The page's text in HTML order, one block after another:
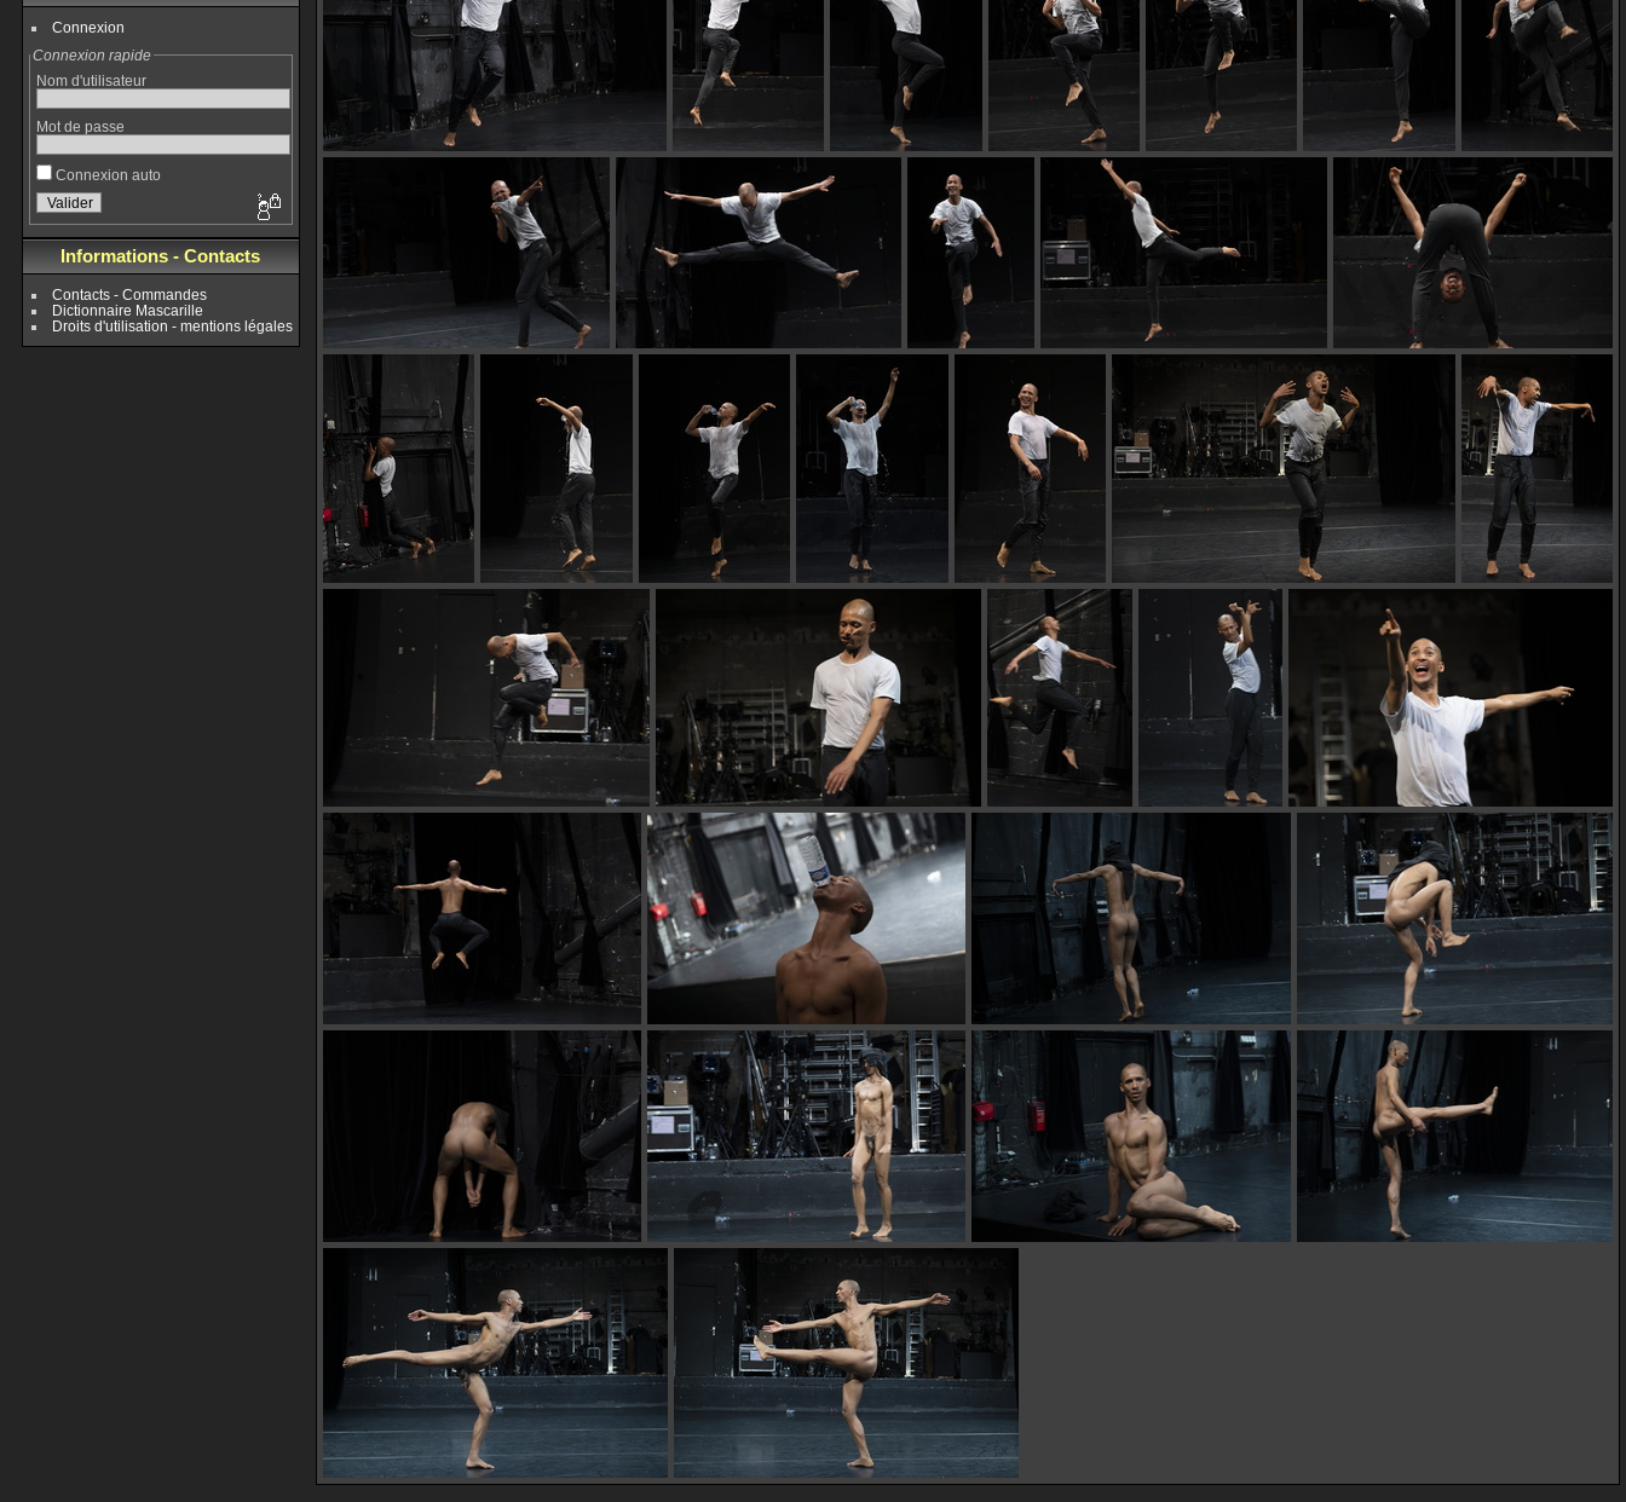
Connexion
Connexion rapide
Nom d'utilisateur
Mot de passe
Connexion auto
Informations - Contacts
Contacts - Commandes
Dictionnaire Mascarille
Droits d'utilisation - mentions légales